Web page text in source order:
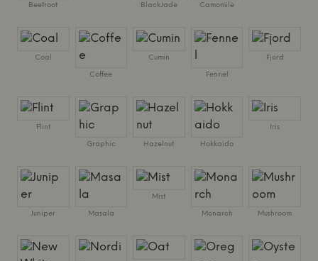
Beetroot BlackJade Camomile
Coal
Coffee
Cumin
Fennel
Fjord
Flint
Graphic Hazelnut Hokkaido
Iris
Juniper Masala
Mist
Monarch Mushroom